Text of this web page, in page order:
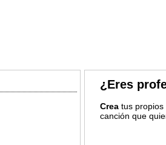
¿Eres
Creatus propios
canción que